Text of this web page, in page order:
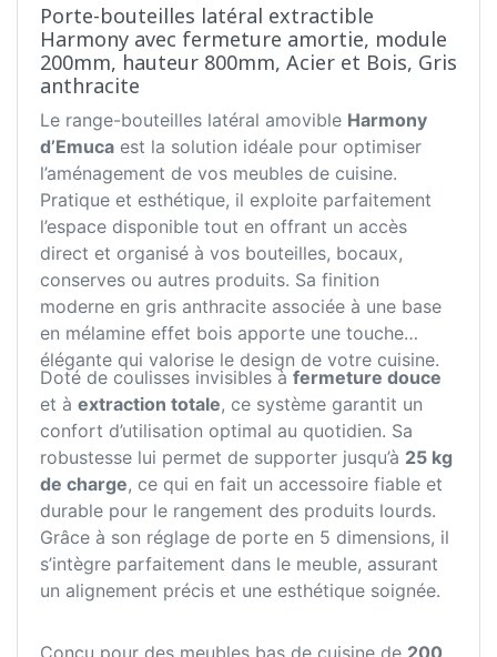
Porte-bouteilles latéral extractible
Harmony avec fermeture amortie, module
200mm, hauteur 800mm, Acier et Bois, Gris
anthracite
Le range-bouteilles latéral amovible Harmony
d’Emuca est la solution idéale pour optimiser
l’aménagement de vos meubles de cuisine.
Pratique et esthétique, il exploite parfaitement
l’espace disponible tout en offrant un accès
direct et organisé à vos bouteilles, bocaux,
conserves ou autres produits. Sa finition
moderne en gris anthracite associée à une base
en mélamine effet bois apporte une touche
élégante qui valorise le design de votre cuisine.
Doté de coulisses invisibles à fermeture douce
et à extraction totale, ce système garantit un
confort d’utilisation optimal au quotidien. Sa
robustesse lui permet de supporter jusqu’à 25 kg
de charge, ce qui en fait un accessoire fiable et
durable pour le rangement des produits lourds.
Grâce à son réglage de porte en 5 dimensions, il
s’intègre parfaitement dans le meuble, assurant
un alignement précis et une esthétique soignée.
Conçu pour des meubles bas de cuisine de 200